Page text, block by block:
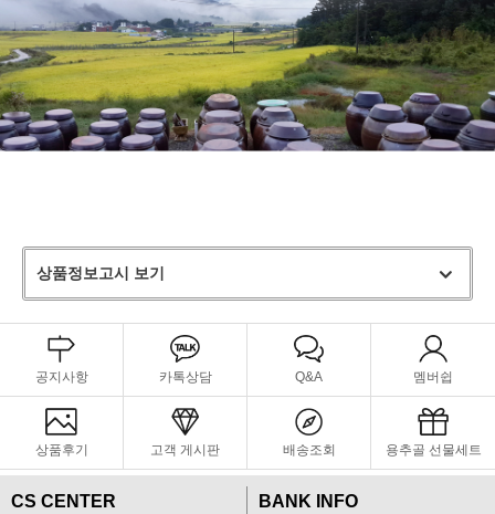
상품정보고시 보기
공지사항 카톡상담 Q&A 멤버쉽
상품후기 고객 게시판 배송조회 용추골 선물세트
CS CENTER BANK INFO